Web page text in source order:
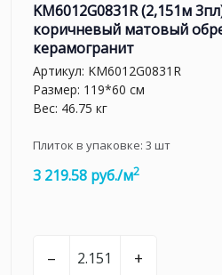
KM6012G0831R (2,151м
коричневый матовый
керамогранит
Артикул: KM6012G0831R
Размер: 119*60 см
Вес: 46.75 кг
Плиток в упаковке: 3 шт
3 219.58 руб./м2
– +